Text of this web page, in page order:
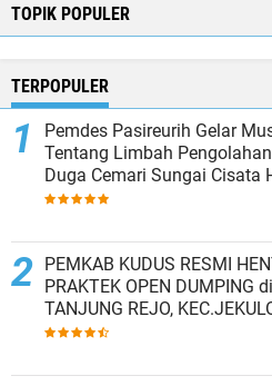
TOPIK POPULER
TERPOPULER
Pemdes Pasireurih Gelar
Tentang Limbah
Duga Cemari Sungai Cisata
Kesepakatan Tutup
PEMKAB KUDUS RESMI HENTIKAN
PRAKTEK OPEN DUMPING
TANJUNG REJO,
KAB.KUDUS,BERLAKUKAN SISTEM